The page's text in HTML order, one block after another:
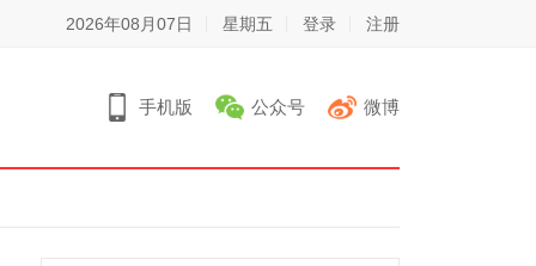
2026年08月07日 星期五 登录 注册
手机版 公众号 微博